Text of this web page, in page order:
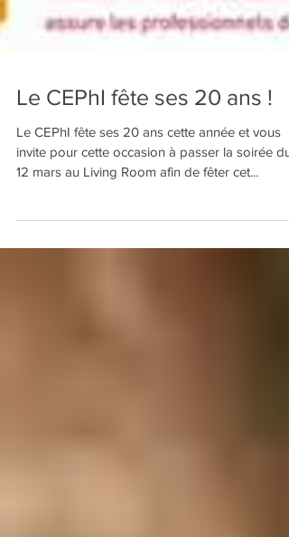
Le CEPhI fête ses 20 ans !
Le CEPhI fête ses 20 ans cette année et vous
invite pour cette occasion à passer la soirée du